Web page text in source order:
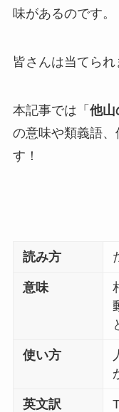
味があるのです。
皆さんは当てら
本記事では「 他山
の意味や類義語
す！
読み方
意味
使い方
英文訳